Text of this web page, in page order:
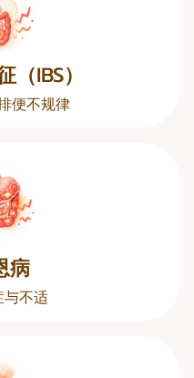
IBS）
便不规律
病
与不适